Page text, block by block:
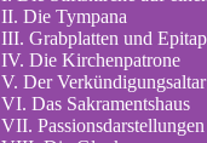
II. Die Tympana
III. Grabplatten und
IV. Die Kirchenpatrone
V. Der Verkündigungsaltar
VI. Das Sakramentshaus
VII. Passionsdarstellungen